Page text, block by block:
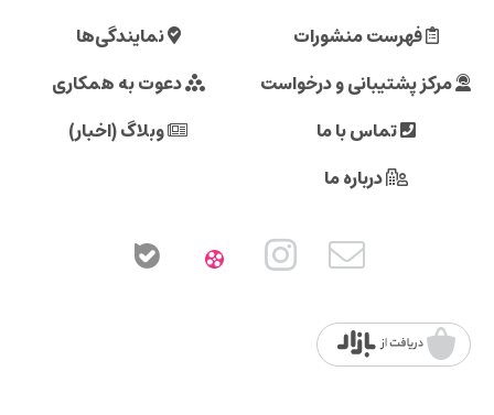
فهرست منشورات
نمایندگی‌ها
مرکز پشتیبانی و درخواست
دعوت به همکاری
تماس با ما
وبلاگ (اخبار)
درباره ما